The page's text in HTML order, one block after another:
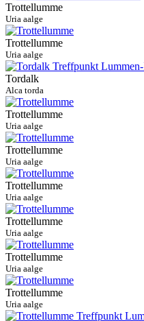
Trottellumme
Uria aalge
Trottellumme
Uria aalge
Tordalk
Alca torda
Trottellumme
Uria aalge
Trottellumme
Uria aalge
Trottellumme
Uria aalge
Trottellumme
Uria aalge
Trottellumme
Uria aalge
Trottellumme
Uria aalge